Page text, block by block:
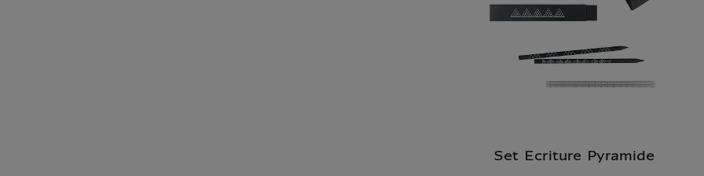
Set Ecriture Pyramide